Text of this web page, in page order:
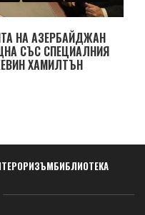
НА АЗЕРБАЙДЖАН
СЪС СПЕЦИАЛНИЯ
ХАМИЛТЪН
ТЕРОРИЗЪМБИБЛИОТЕКА